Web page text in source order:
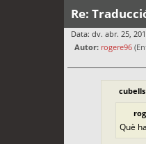
Re:
Data: dv. abr. 25,
Autor: rogere96
Què